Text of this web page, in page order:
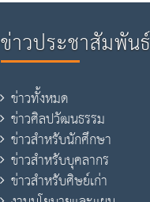
ข่าวประชาสัมพันธ์
ข่าวทั้งหมด
ข่าวศิลปวัฒนธรรม
ข่าวสำหรับนักศึกษา
ข่าวสำหรับบุคลากร
ข่าวสำหรับศิษย์เก่า